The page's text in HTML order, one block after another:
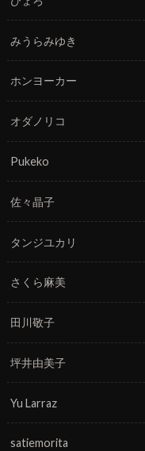
みうらみゆき
ホンヨーカー
オダノリコ
Pukeko
佐々晶子
タンジユカリ
さくら麻美
田川敬子
坪井由美子
Yu Larraz
satiemorita